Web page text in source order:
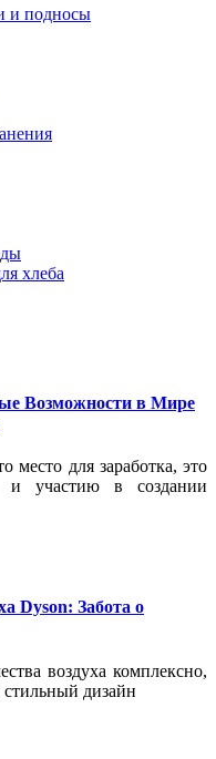
и подносы
хлеба
Возможности в Мире
место для заработка, это
и участию в создании
Dyson: Забота о
воздуха комплексно,
дизайн